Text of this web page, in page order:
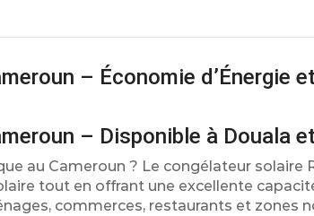
– Économie d’Énergie et
– Disponible à Douala
au Cameroun ? Le congélateur solaire
tout en offrant une excellente
commerces, restaurants et zones